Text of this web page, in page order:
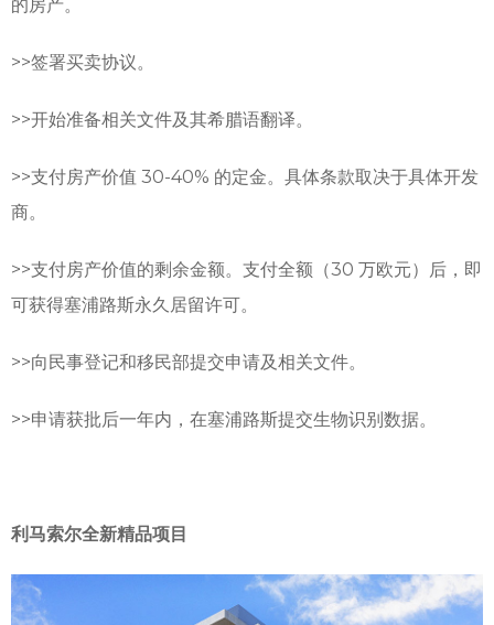
的房产。
>>签署买卖协议。
>>开始准备相关文件及其希腊语翻译。
>>支付房产价值 30-40% 的定金。具体条款取决于具体开发
商。
>>支付房产价值的剩余金额。支付全额（30 万欧元）后，即
可获得塞浦路斯永久居留许可。
>>向民事登记和移民部提交申请及相关文件。
>>申请获批后一年内，在塞浦路斯提交生物识别数据。
利马索尔全新精品项目